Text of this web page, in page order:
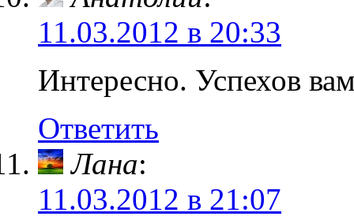
11.03.2012 в 20:33
Интересно. Успехов
Ответить
Лана:
11.03.2012 в 21:07